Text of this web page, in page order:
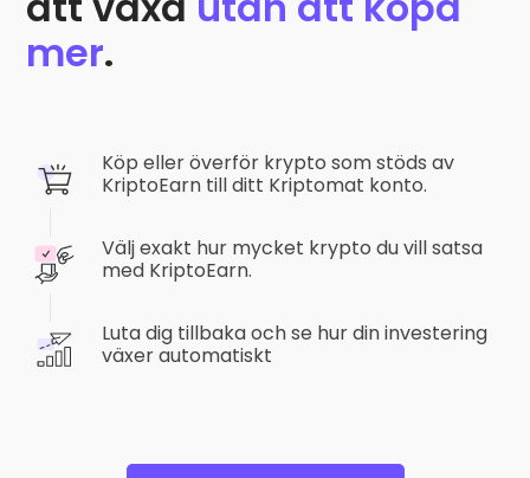
mer.
Köp eller överför krypto som stöds av
KriptoEarn till ditt Kriptomat konto.
Välj exakt hur mycket krypto du vill satsa
med KriptoEarn.
Luta dig tillbaka och se hur din investering
växer automatiskt